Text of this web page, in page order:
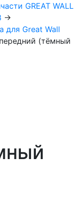
GREAT WALL
→
для Great Wall
(тёмный